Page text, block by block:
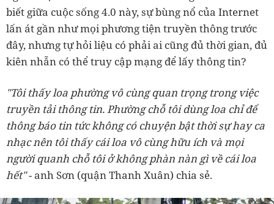
biết giữa cuộc sống 4.0 này, sự bùng nổ của Internet
lấn át gần như mọi phương tiện truyền thông trước
đây, nhưng tự hỏi liệu có phải ai cũng đủ thời gian, đủ
kiên nhẫn có thể truy cập mạng để lấy thông tin?
"Tôi thấy loa phường vô cùng quan trọng trong việc
truyền tải thông tin. Phường chỗ tôi dùng loa chỉ để
thông báo tin tức không có chuyện bật thời sự hay ca
nhạc nên tôi thấy cái loa vô cùng hữu ích và mọi
người quanh chỗ tôi ở không phàn nàn gì về cái loa
hết"- anh Sơn (quận Thanh Xuân) chia sẻ.